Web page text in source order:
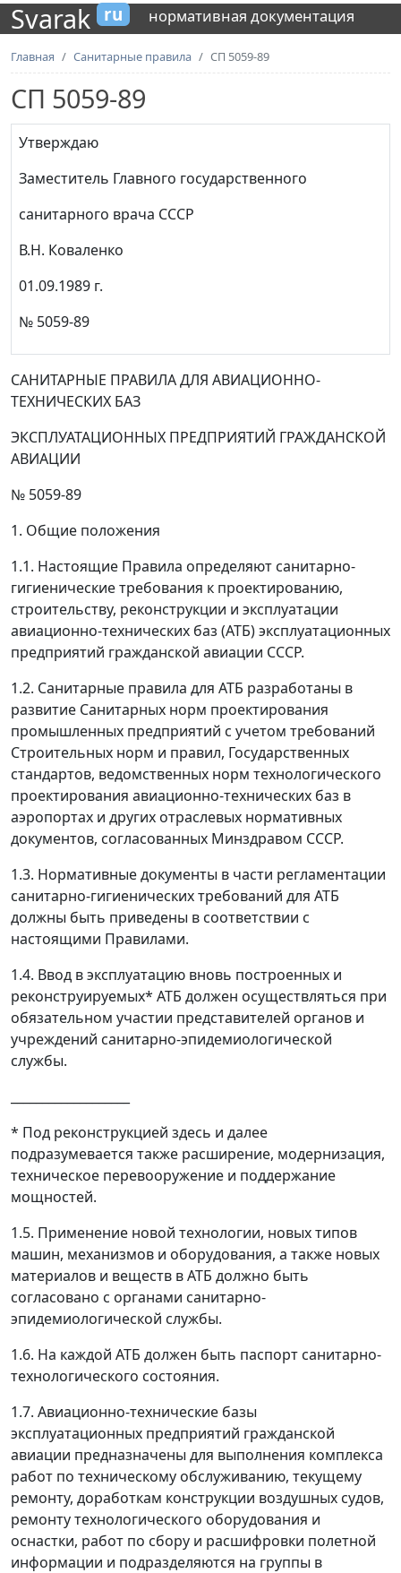
Svarak ru нормативная документация
Главная Санитарные правила СП 5059-89
СП 5059-89
Утверждаю
Заместитель Главного государственного
санитарного врача СССР
В.Н. Коваленко
01.09.1989 г.
№ 5059-89
САНИТАРНЫЕ ПРАВИЛА ДЛЯ АВИАЦИОННО-
ТЕХНИЧЕСКИХ БАЗ
ЭКСПЛУАТАЦИОННЫХ ПРЕДПРИЯТИЙ ГРАЖДАНСКОЙ
АВИАЦИИ
№ 5059-89
1. Общие положения
1.1. Настоящие Правила определяют санитарно-
гигиенические требования к проектированию,
строительству, реконструкции и эксплуатации
авиационно-технических баз (АТБ) эксплуатационных
предприятий гражданской авиации СССР.
1.2. Санитарные правила для АТБ разработаны в
развитие Санитарных норм проектирования
промышленных предприятий с учетом требований
Строительных норм и правил, Государственных
стандартов, ведомственных норм технологического
проектирования авиационно-технических баз в
аэропортах и других отраслевых нормативных
документов, согласованных Минздравом СССР.
1.3. Нормативные документы в части регламентации
санитарно-гигиенических требований для АТБ
должны быть приведены в соответствии с
настоящими Правилами.
1.4. Ввод в эксплуатацию вновь построенных и
реконструируемых* АТБ должен осуществляться при
обязательном участии представителей органов и
учреждений санитарно-эпидемиологической
службы.
* Под реконструкцией здесь и далее
подразумевается также расширение, модернизация,
техническое перевооружение и поддержание
мощностей.
1.5. Применение новой технологии, новых типов
машин, механизмов и оборудования, а также новых
материалов и веществ в АТБ должно быть
согласовано с органами санитарно-
эпидемиологической службы.
1.6. На каждой АТБ должен быть паспорт санитарно-
технологического состояния.
1.7. Авиационно-технические базы
эксплуатационных предприятий гражданской
авиации предназначены для выполнения комплекса
работ по техническому обслуживанию, текущему
ремонту, доработкам конструкции воздушных судов,
ремонту технологического оборудования и
оснастки, работ по сбору и расшифровки полетной
информации и подразделяются на группы в